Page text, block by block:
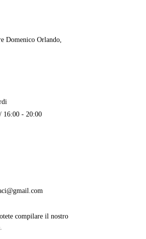
Domenico Orlando,
16:00 - 20:00
compilare il nostro
.